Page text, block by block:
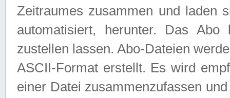
Zeitraumes zusammen und laden
automatisiert, herunter. Das
zustellen lassen. Abo-Dateien
ASCII-Format erstellt. Es wird
einer Datei zusammenzufassen